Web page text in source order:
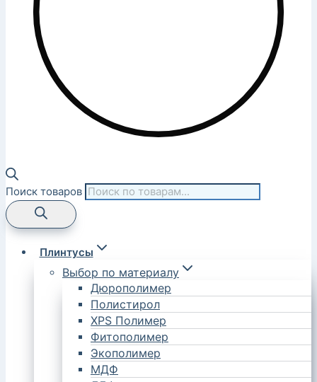
Поиск товаров
Плинтусы
Выбор по материалу
Дюрополимер
Полистирол
XPS Полимер
Фитополимер
Экополимер
МДФ